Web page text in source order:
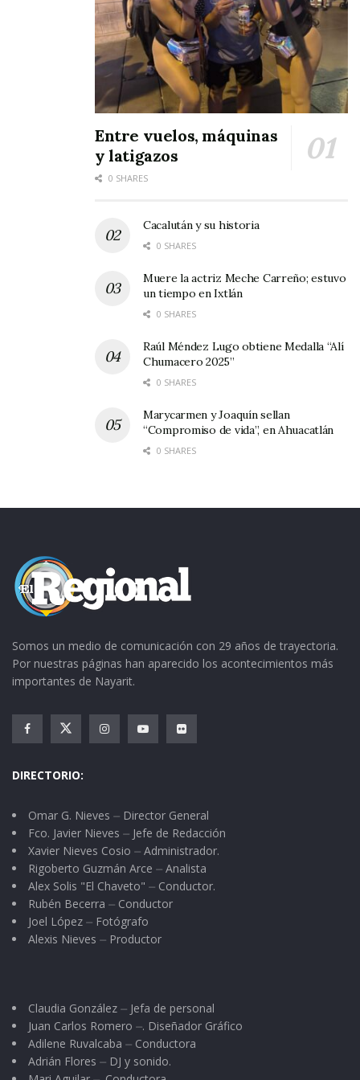
Esteban Baca Calderón
Entre vuelos, máquinas
y latigazos
0 SHARES
Cacalután y su historia
0 SHARES
Muere la actriz Meche Carreño; estuvo
un tiempo en Ixtlán
0 SHARES
Raúl Méndez Lugo obtiene Medalla “Alí
Chumacero 2025”
0 SHARES
Marycarmen y Joaquín sellan
“Compromiso de vida”, en Ahuacatlán
0 SHARES
Somos un medio de comunicación con 29 años de trayectoria.
Por nuestras páginas han aparecido los acontecimientos más
importantes de Nayarit.
DIRECTORIO:
Omar G. Nieves ⏤ Director General
Fco. Javier Nieves ⏤ Jefe de Redacción
Xavier Nieves Cosio ⏤ Administrador.
Rigoberto Guzmán Arce ⏤ Analista
Alex Solis "El Chaveto" ⏤ Conductor.
Rubén Becerra ⏤ Conductor
Joel López ⏤ Fotógrafo
Alexis Nieves ⏤ Productor
Claudia González ⏤ Jefa de personal
Juan Carlos Romero ⏤. Diseñador Gráfico
Adilene Ruvalcaba ⏤ Conductora
Adrián Flores ⏤ DJ y sonido.